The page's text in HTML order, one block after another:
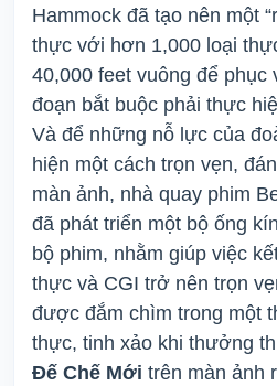
Hammock đã tạo nên một
thực với hơn 1,000 loại
40,000 feet vuông để phục
đoạn bắt buộc phải thực
Và để những nỗ lực của
hiện một cách trọn vẹn,
màn ảnh, nhà quay phim
đã phát triển một bộ ống
bộ phim, nhằm giúp việc
thực và CGI trở nên trọn
được đắm chìm trong một
thực, tinh xảo khi thưởng
Đế Chế Mới trên màn ảnh